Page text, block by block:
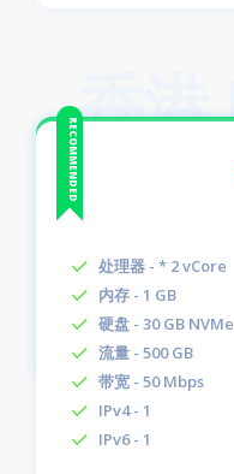
处理器 - * 2 vCore
内存 - 1 GB
硬盘 - 30 GB NVMe
流量 - 500 GB
带宽 - 50 Mbps
IPv4 - 1
IPv6 - 1